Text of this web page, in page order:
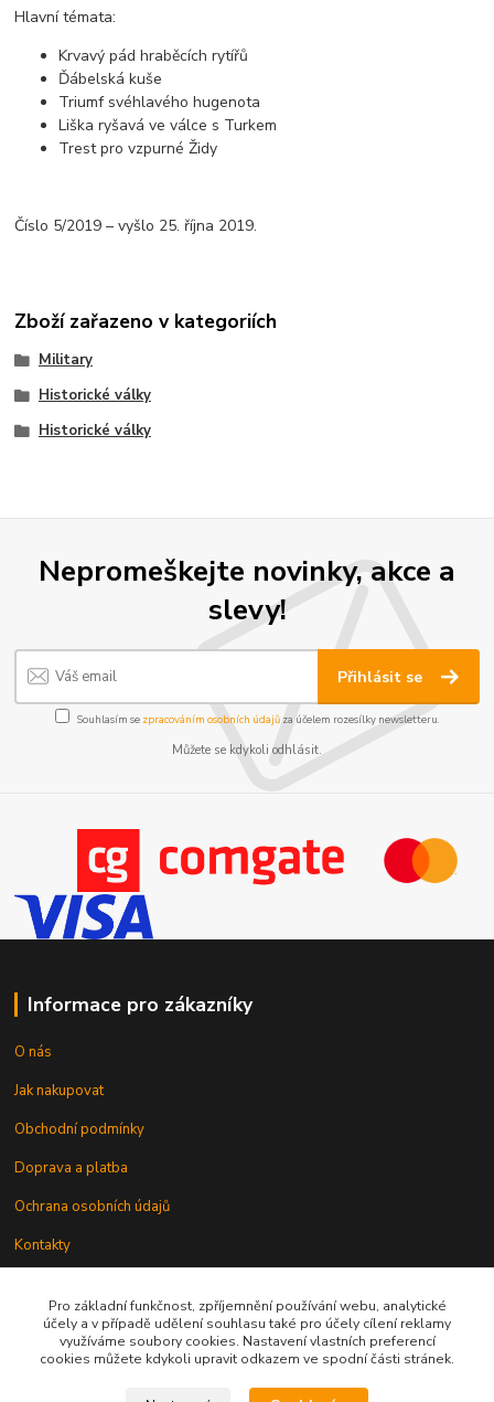
Hlavní témata:
Krvavý pád hraběcích rytířů
Ďábelská kuše
Triumf svéhlavého hugenota
Liška ryšavá ve válce s Turkem
Trest pro vzpurné Židy
Číslo 5/2019 – vyšlo 25. října 2019.
Zboží zařazeno v kategoriích
Military
Historické války
Historické války
Nepromeškejte novinky, akce a
slevy!
Přihlásit se
Souhlasím se zpracováním osobních údajůza účelem rozesílky newsletteru.
Můžete se kdykoli odhlásit.
Informace pro zákazníky
O nás
Jak nakupovat
Obchodní podmínky
Doprava a platba
Ochrana osobních údajů
Kontakty
Pro základní funkčnost, zpříjemnění používání webu, analytické
účely a v případě udělení souhlasu také pro účely cílení reklamy
využíváme soubory cookies. Nastavení vlastních preferencí
cookies můžete kdykoli upravit odkazem ve spodní části stránek.